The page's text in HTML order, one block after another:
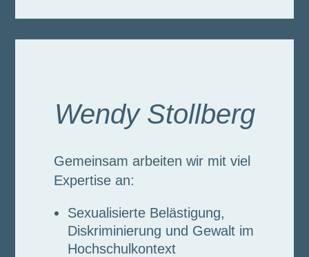
Wendy Stollberg
Gemeinsam arbeiten wir mit viel
Expertise an:
Sexualisierte Belästigung,
Diskriminierung und Gewalt im
Hochschulkontext